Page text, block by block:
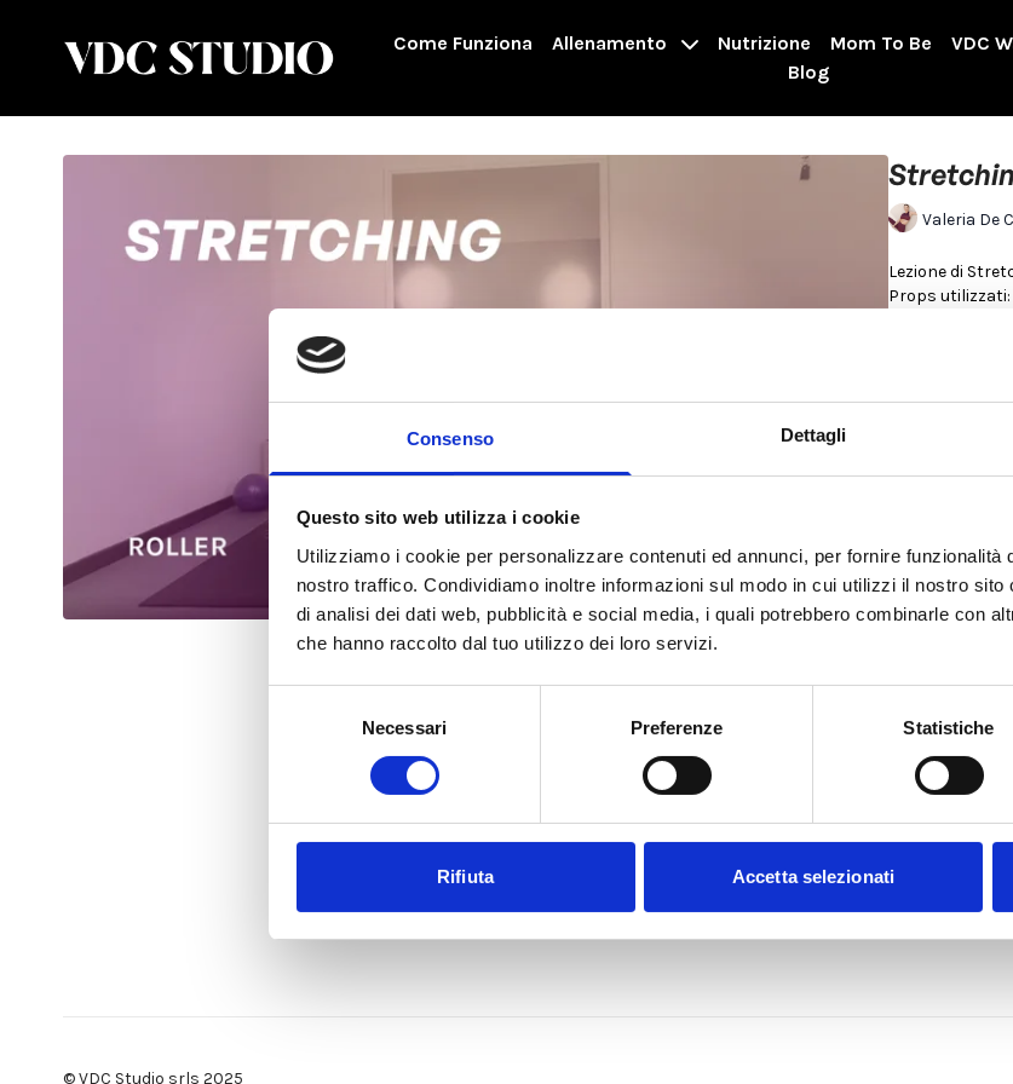
Consenso Dettagli
Questo sito web utilizza i cookie
Utilizziamo i cookie per personalizzare contenuti ed annunci, per fornire funzionalità
nostro traffico. Condividiamo inoltre informazioni sul modo in cui utilizzi il nostro
di analisi dei dati web, pubblicità e social media, i quali potrebbero combinarle con
che hanno raccolto dal tuo utilizzo dei loro servizi.
Necessari Preferenze Statistiche
Rifiuta Accetta selezionati
Come Funziona Allenamento Nutrizione Mom To Be VDC
Blog
Valeria De
Lezione di
Props
© VDC Studio srls 2025